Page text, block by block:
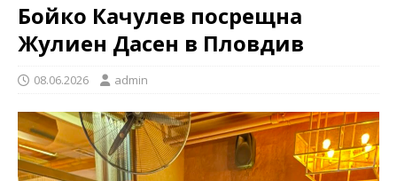
Бойко Качулев посрещна
Жулиен Дасен в Пловдив
08.06.2026 admin